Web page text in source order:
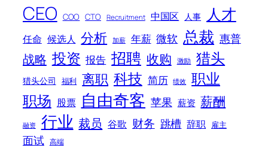
CEO COO CTO Recruitment 中国区 人事 人才
任命 候选人 分析 加薪 年薪 微软 总裁 惠普
战略 投资 报告 招聘 收购 激励 猎头
猎头公司 福利 离职 科技 简历 绩效 职业
职场 股票 自由奇客 苹果 薪资 薪酬
融资 行业 裁员 谷歌 财务 跳槽 辞职 雇主
面试 高端